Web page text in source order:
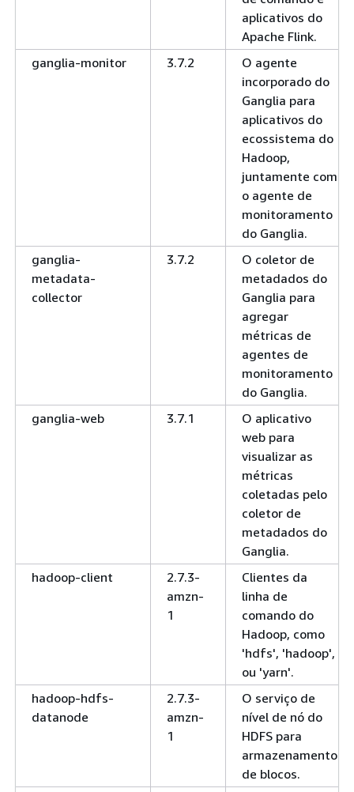
aplicativos do
Apache Flink.
ganglia-monitor
3.7.2
O agente
incorporado do
Ganglia para
aplicativos do
ecossistema do
Hadoop,
juntamente com
o agente de
monitoramento
do Ganglia.
ganglia-
metadata-
collector
3.7.2
O coletor de
metadados do
Ganglia para
agregar
métricas de
agentes de
monitoramento
do Ganglia.
ganglia-web
3.7.1
O aplicativo
web para
visualizar as
métricas
coletadas pelo
coletor de
metadados do
Ganglia.
hadoop-client
2.7.3-
amzn-
1
Clientes da
linha de
comando do
Hadoop, como
'hdfs', 'hadoop',
ou 'yarn'.
hadoop-hdfs-
datanode
2.7.3-
amzn-
1
O serviço de
nível de nó do
HDFS para
armazenamento
de blocos.